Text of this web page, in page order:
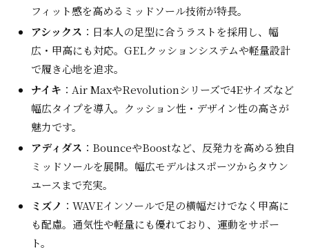
フィット感を高めるミッドソール技術が特長。
アシックス ：日本人の足型に合うラストを採用し、幅
広・甲高にも対応。GELクッションシステムや軽量設計
で履き心地を追求。
ナイキ ：Air MaxやRevolutionシリーズで4Eサイズなど
幅広タイプを導入。クッション性・デザイン性の高さが
魅力です。
アディダス ：BounceやBoostなど、反発力を高める独自
ミッドソールを展開。幅広モデルはスポーツからタウン
ユースまで充実。
ミズノ ：WAVEインソールで足の横幅だけでなく甲高に
も配慮。通気性や軽量にも優れており、運動をサポー
ト。